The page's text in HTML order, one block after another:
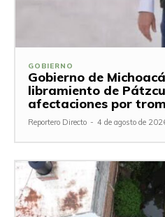
GOBIERNO
Gobierno de
libramiento de
afectaciones por
Reportero Directo - 4 de agosto de